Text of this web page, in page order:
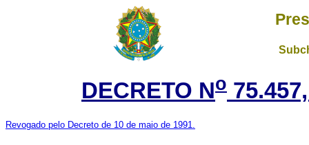
DECRETO No
Revogado pelo Decreto de 10 de maio de 1991.